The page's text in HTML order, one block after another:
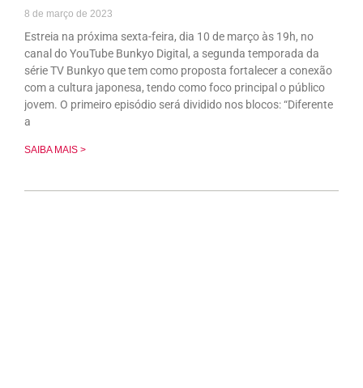
8 de março de 2023
Estreia na próxima sexta-feira, dia 10 de março às 19h, no
canal do YouTube Bunkyo Digital, a segunda temporada da
série TV Bunkyo que tem como proposta fortalecer a conexão
com a cultura japonesa, tendo como foco principal o público
jovem. O primeiro episódio será dividido nos blocos: “Diferente
a
SAIBA MAIS >